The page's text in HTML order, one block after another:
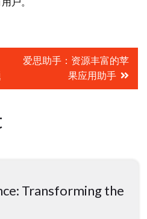
爱思助手：资源丰富的苹
果应用助手
Transforming the